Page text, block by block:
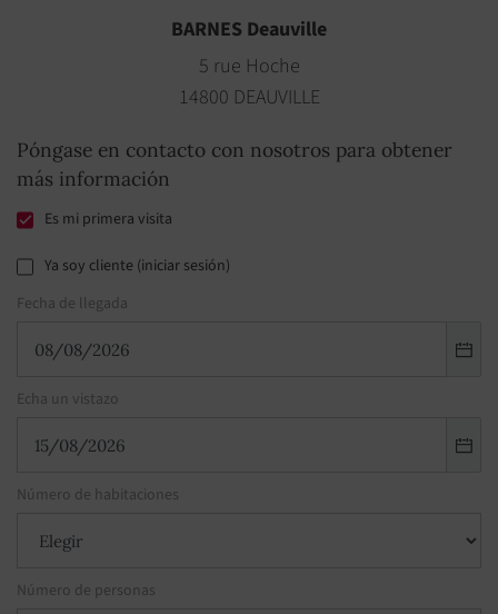
BARNES Deauville
5 rue Hoche
14800 DEAUVILLE
Póngase en contacto con nosotros para obtener
más información
Es mi primera visita
Ya soy cliente (iniciar sesión)
Fecha de llegada
Echa un vistazo
Número de habitaciones
Número de personas